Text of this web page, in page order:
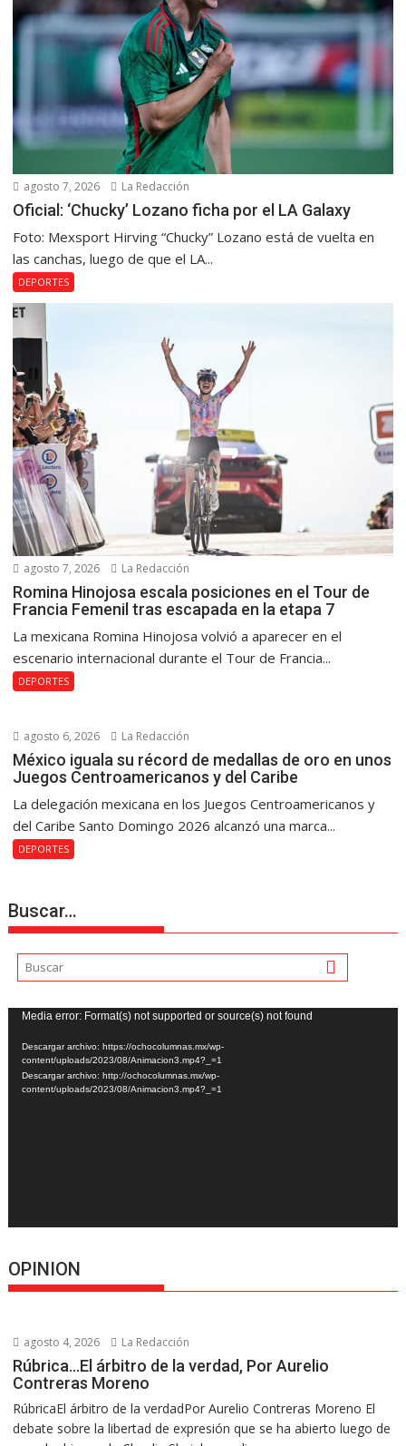
agosto 7, 2026 La Redacción
Oficial: ‘Chucky’ Lozano ficha por el LA Galaxy
Foto: Mexsport Hirving “Chucky” Lozano está de vuelta en
las canchas, luego de que el LA...
DEPORTES
agosto 7, 2026 La Redacción
Romina Hinojosa escala posiciones en el Tour de
Francia Femenil tras escapada en la etapa 7
La mexicana Romina Hinojosa volvió a aparecer en el
escenario internacional durante el Tour de Francia...
DEPORTES
agosto 6, 2026 La Redacción
México iguala su récord de medallas de oro en unos
Juegos Centroamericanos y del Caribe
La delegación mexicana en los Juegos Centroamericanos y
del Caribe Santo Domingo 2026 alcanzó una marca...
DEPORTES
Buscar…
Reproductor
de
vídeo
Media error: Format(s) not supported or source(s) not found
Descargar archivo: https://ochocolumnas.mx/wp-
content/uploads/2023/08/Animacion3.mp4?_=1
Descargar archivo: http://ochocolumnas.mx/wp-
content/uploads/2023/08/Animacion3.mp4?_=1
OPINION
agosto 4, 2026 La Redacción
Rúbrica…El árbitro de la verdad, Por Aurelio
Contreras Moreno
RúbricaEl árbitro de la verdadPor Aurelio Contreras Moreno El
debate sobre la libertad de expresión que se ha abierto luego de